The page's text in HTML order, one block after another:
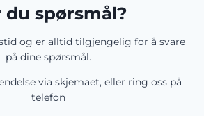
du spørsmål?
og er alltid ​tilgjengelig for å svare
på dine spørsmål.
via skjemaet, eller ring oss på
telefon